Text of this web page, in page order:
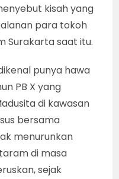
kisah yang
para tokoh
Surakarta saat itu.
punya hawa
PB X yang
di kawasan
bersama
menurunkan
di masa
sejak